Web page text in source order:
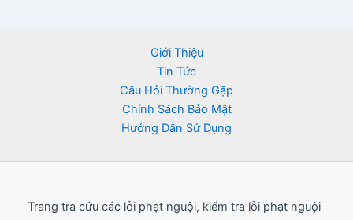
Giới Thiệu
Tin Tức
Câu Hỏi Thường Gặp
Chính Sách Bảo Mật
Hướng Dẫn Sử Dụng
Trang tra cứu các lỗi phạt nguội, kiểm tra lỗi phạt nguội